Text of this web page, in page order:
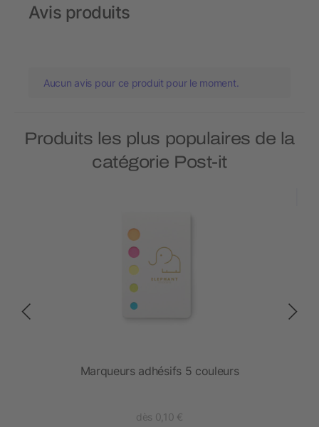
Avis produits
Aucun avis pour ce produit pour le moment.
Produits les plus populaires de la
catégorie Post-it
Marqueurs adhésifs 5 couleurs
dès 0,10 €